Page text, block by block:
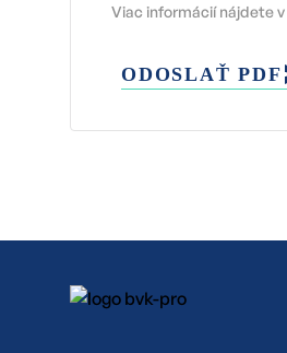
Viac informácií nájdete v
ODOSLAŤ PDF